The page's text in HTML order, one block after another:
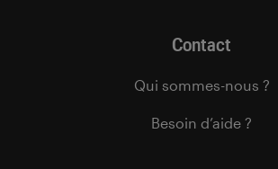
Contact
Qui sommes-nous ?
Besoin d’aide ?